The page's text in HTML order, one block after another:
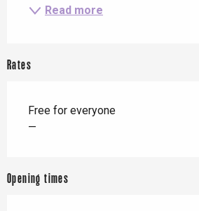
Read more
Rates
Free for everyone
—
Opening times